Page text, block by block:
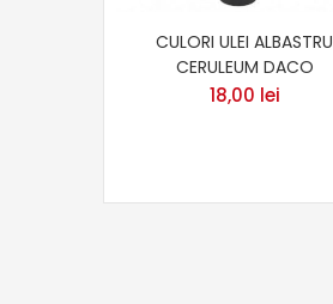
CULORI ULEI ALBASTRU
CERULEUM DACO
18,00 lei